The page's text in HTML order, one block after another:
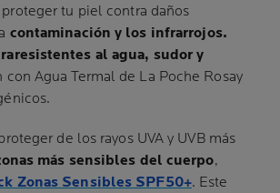
proteger tu piel contra daños
contaminación y los infrarrojos.
al agua, sudor y
con Agua Termal de La Poche Rosay
de los rayos UVA y UVB más
más sensibles del cuerpo,
Zonas Sensibles SPF50+. Este